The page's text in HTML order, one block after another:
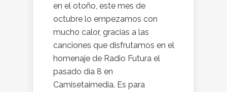
en el otoño, este mes de
octubre lo empezamos con
mucho calor, gracias a las
canciones que disfrutamos en el
homenaje de Radio Futura el
pasado día 8 en
Camisetaimedia. Es para